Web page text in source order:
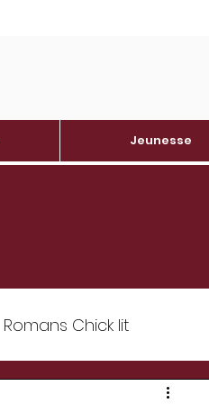
Jeunesse
Romans Chick lit